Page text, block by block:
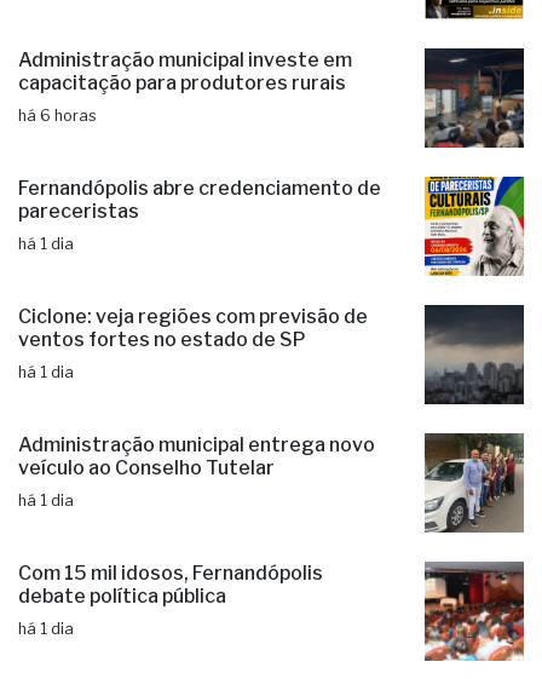
Administração municipal investe em
capacitação para produtores rurais
há 6 horas
Fernandópolis abre credenciamento de
pareceristas
há 1 dia
Ciclone: veja regiões com previsão de
ventos fortes no estado de SP
há 1 dia
Administração municipal entrega novo
veículo ao Conselho Tutelar
há 1 dia
Com 15 mil idosos, Fernandópolis
debate política pública
há 1 dia